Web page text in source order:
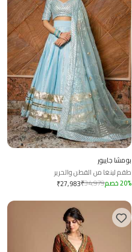
بومشا جايبور
طقم لينغا من القطن والحرير
₹27,983₹34,979 20% خصم